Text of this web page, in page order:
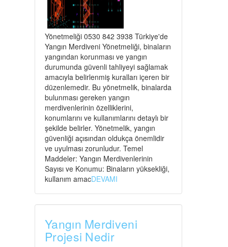
Yönetmeliği 0530 842 3938 Türkiye'de
Yangın Merdiveni Yönetmeliği, binaların
yangından korunması ve yangın
durumunda güvenli tahliyeyi sağlamak
amacıyla belirlenmiş kuralları içeren bir
düzenlemedir. Bu yönetmelik, binalarda
bulunması gereken yangın
merdivenlerinin özelliklerini,
konumlarını ve kullanımlarını detaylı bir
şekilde belirler. Yönetmelik, yangın
güvenliği açısından oldukça önemlidir
ve uyulması zorunludur. Temel
Maddeler: Yangın Merdivenlerinin
Sayısı ve Konumu: Binaların yüksekliği,
kullanım amacDEVAMI
Yangın Merdiveni
Projesi Nedir